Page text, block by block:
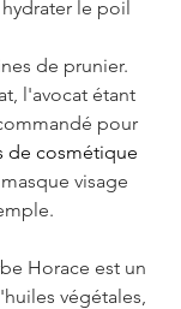
le poil
de prunier.
l'avocat étant
pour
de cosmétique
visage
Horace est un
végétales,